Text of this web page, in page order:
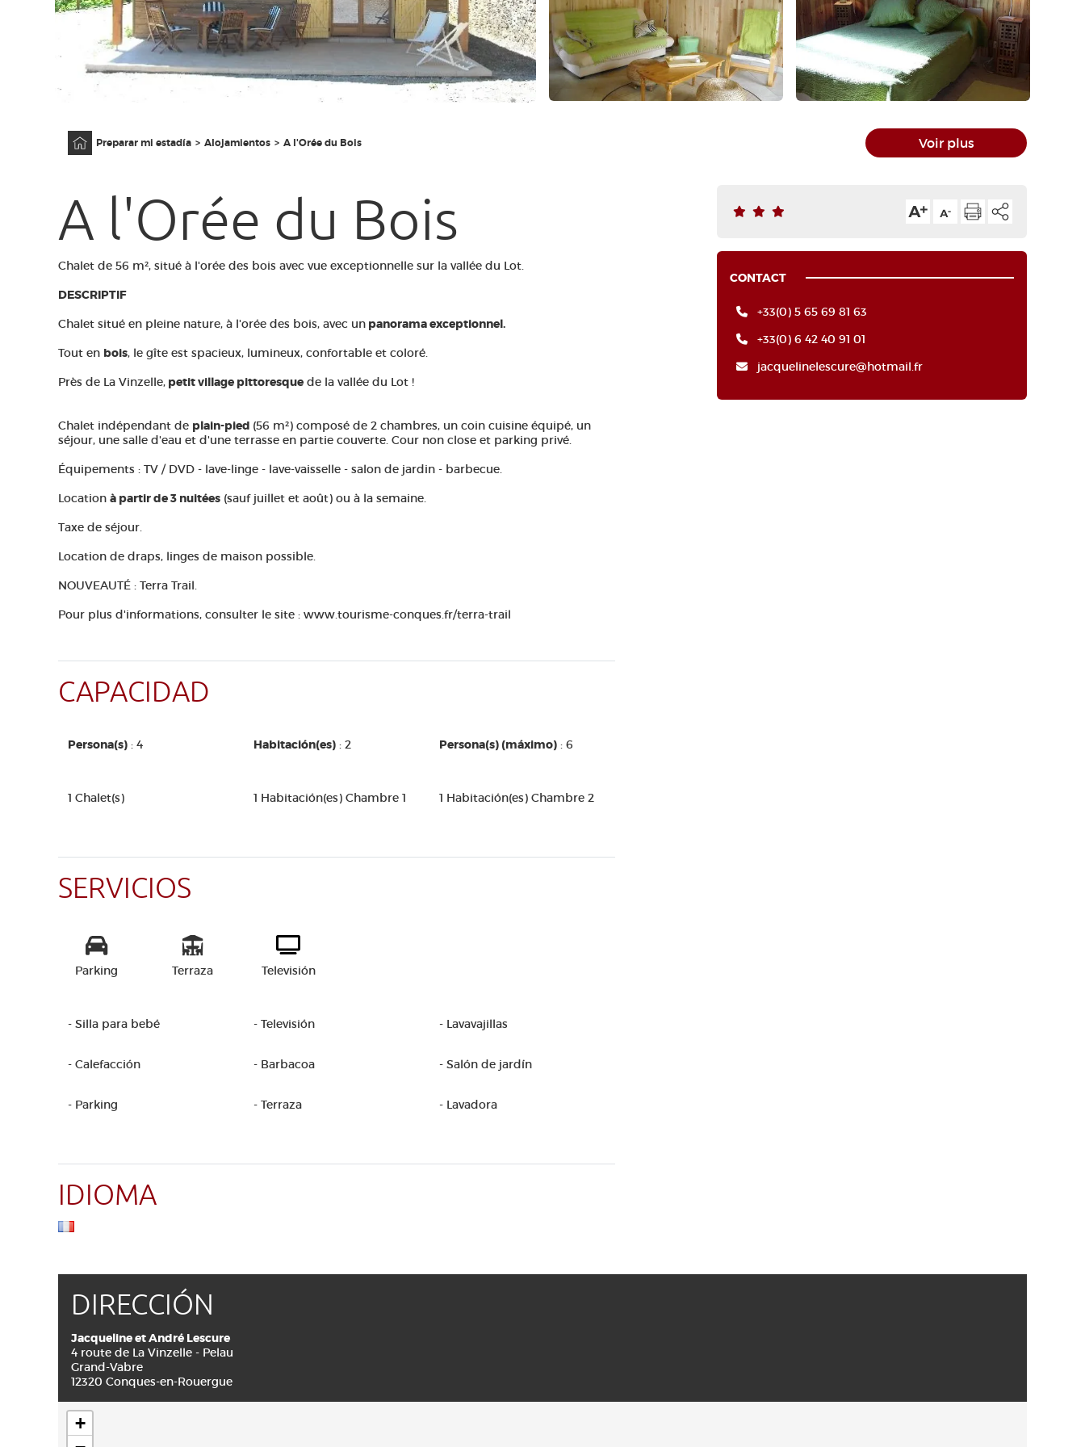
Preparar mi estadía Alojamientos A l'Orée du Bois Voir plus
A l'Orée du Bois
Chalet de 56 m², situé à l'orée des bois avec vue exceptionnelle sur la vallée du Lot.
DESCRIPTIF
Chalet situé en pleine nature, à l'orée des bois, avec un panorama exceptionnel.
Tout en bois, le gîte est spacieux, lumineux, confortable et coloré.
Près de La Vinzelle, petit village pittoresque de la vallée du Lot !
Chalet indépendant de plain-pied (56 m²) composé de 2 chambres, un coin cuisine équipé, un
séjour, une salle d'eau et d'une terrasse en partie couverte. Cour non close et parking privé.
Équipements : TV / DVD - lave-linge - lave-vaisselle - salon de jardin - barbecue.
Location à partir de 3 nuitées (sauf juillet et août) ou à la semaine.
Taxe de séjour.
Location de draps, linges de maison possible.
NOUVEAUTÉ : Terra Trail.
Pour plus d'informations, consulter le site : www.tourisme-conques.fr/terra-trail
CAPACIDAD
Persona(s) : 4 Habitación(es) : 2 Persona(s) (máximo) : 6
1 Chalet(s) 1 Habitación(es) Chambre 1 1 Habitación(es) Chambre 2
SERVICIOS
Parking Terraza Televisión
- Silla para bebé - Televisión - Lavavajillas
- Calefacción - Barbacoa - Salón de jardín
- Parking - Terraza - Lavadora
IDIOMA
CONTACT
+33(0) 5 65 69 81 63
+33(0) 6 42 40 91 01
jacquelinelescure@hotmail.fr
DIRECCIÓN
Jacqueline et André Lescure
4 route de La Vinzelle - Pelau
Grand-Vabre
12320 Conques-en-Rouergue
+